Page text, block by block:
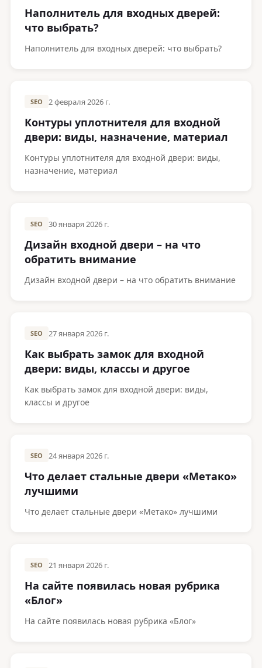
Наполнитель для входных дверей:
что выбрать?
Наполнитель для входных дверей: что выбрать?
SEO 2 февраля 2026 г.
Контуры уплотнителя для входной
двери: виды, назначение, материал
Контуры уплотнителя для входной двери: виды,
назначение, материал
SEO 30 января 2026 г.
Дизайн входной двери – на что
обратить внимание
Дизайн входной двери – на что обратить внимание
SEO 27 января 2026 г.
Как выбрать замок для входной
двери: виды, классы и другое
Как выбрать замок для входной двери: виды,
классы и другое
SEO 24 января 2026 г.
Что делает стальные двери «Метако»
лучшими
Что делает стальные двери «Метако» лучшими
SEO 21 января 2026 г.
На сайте появилась новая рубрика
«Блог»
На сайте появилась новая рубрика «Блог»